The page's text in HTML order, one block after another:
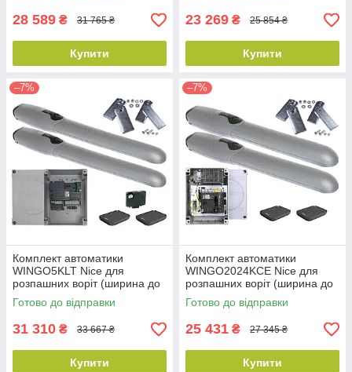
28 589 ₴ 31 765 ₴
Купити
23 269 ₴ 25 854 ₴
Купити
–7%
Комплект автоматики
WINGO5KLT Nice для
розпашних воріт (ширина до
7 м)
Готово до відправки
31 310 ₴ 33 667 ₴
Купити
–7%
Комплект автоматики
WINGO2024KCE Nice для
розпашних воріт (ширина до
4 м)
Готово до відправки
25 431 ₴ 27 345 ₴
Купити